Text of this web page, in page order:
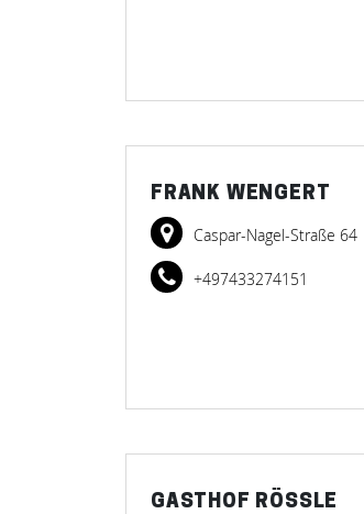
FRANK WENGERT
Caspar-Nagel-Straße 64
+497433274151
GASTHOF RÖSSLE